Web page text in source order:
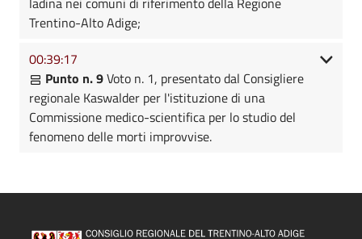
Trentino-Alto Adige;
00:39:17
Punto n. 9Voto n. 1, presentato dal Consigliere
regionale Kaswalder per l'istituzione di una
Commissione medico-scientifica per lo studio del
fenomeno delle morti improvvise.